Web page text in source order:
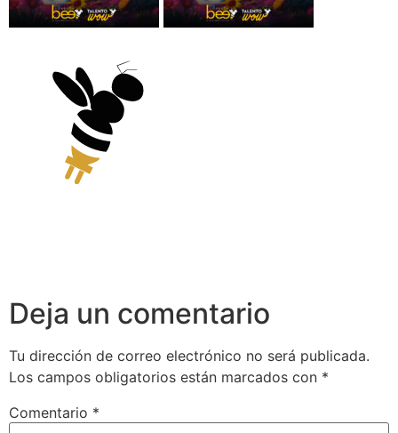
Deja un comentario
Tu dirección de correo electrónico no será publicada.
Los campos obligatorios están marcados con *
Comentario *